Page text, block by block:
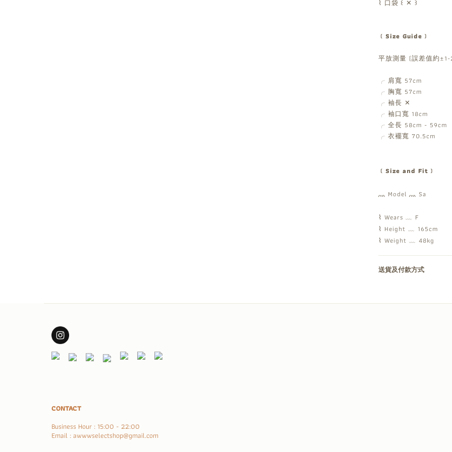
⌇ 口袋 ꒰ ✕ ꒱
﹝Size Guide﹞
平放測量 (誤差值約
╭ 肩寬 57cm
╭ 胸寬 57cm
╭ 袖長 ✕
╭ 袖口寬 18cm
╭ 全長 58cm - 59cm
╭ 衣襬寬 70.5cm
﹝Size and Fit﹞
灬 Model 灬 Sa
⌇ Wears ﹏ F
⌇ Height ﹏ 165cm
⌇ Weight ﹏ 48kg
送貨及付款方式
CONTACT
Business Hour : 15:00 - 22:00
Email : awwwselectshop@gmail.com